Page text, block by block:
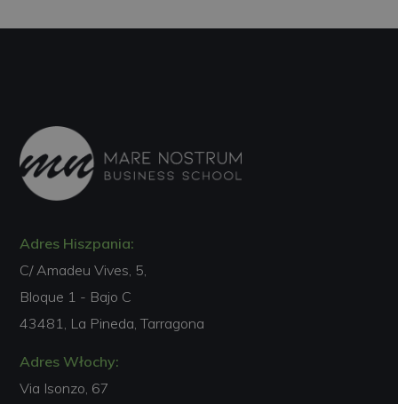
Adres Hiszpania:
C/ Amadeu Vives, 5,
Bloque 1 - Bajo C
43481, La Pineda, Tarragona
Adres Włochy:
Via Isonzo, 67